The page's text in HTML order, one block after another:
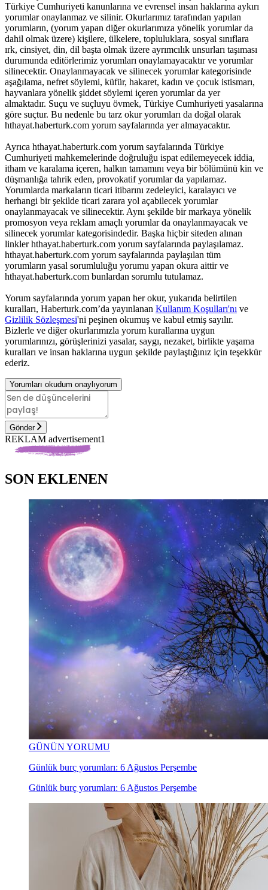
Türkiye Cumhuriyeti kanunlarına ve evrensel insan haklarına aykırı
yorumlar onaylanmaz ve silinir. Okurlarımız tarafından yapılan
yorumların, (yorum yapan diğer okurlarımıza yönelik yorumlar da
dahil olmak üzere) kişilere, ülkelere, topluluklara, sosyal sınıflara
ırk, cinsiyet, din, dil başta olmak üzere ayrımcılık unsurları taşıması
durumunda editörlerimiz yorumları onaylamayacaktır ve yorumlar
silinecektir. Onaylanmayacak ve silinecek yorumlar kategorisinde
aşağılama, nefret söylemi, küfür, hakaret, kadın ve çocuk istismarı,
hayvanlara yönelik şiddet söylemi içeren yorumlar da yer
almaktadır. Suçu ve suçluyu övmek, Türkiye Cumhuriyeti yasalarına
göre suçtur. Bu nedenle bu tarz okur yorumları da doğal olarak
hthayat.haberturk.com yorum sayfalarında yer almayacaktır.
Ayrıca hthayat.haberturk.com yorum sayfalarında Türkiye
Cumhuriyeti mahkemelerinde doğruluğu ispat edilemeyecek iddia,
itham ve karalama içeren, halkın tamamını veya bir bölümünü kin ve
düşmanlığa tahrik eden, provokatif yorumlar da yapılamaz.
Yorumlarda markaların ticari itibarını zedeleyici, karalayıcı ve
herhangi bir şekilde ticari zarara yol açabilecek yorumlar
onaylanmayacak ve silinecektir. Aynı şekilde bir markaya yönelik
promosyon veya reklam amaçlı yorumlar da onaylanmayacak ve
silinecek yorumlar kategorisindedir. Başka hiçbir siteden alınan
linkler hthayat.haberturk.com yorum sayfalarında paylaşılamaz.
hthayat.haberturk.com yorum sayfalarında paylaşılan tüm
yorumların yasal sorumluluğu yorumu yapan okura aittir ve
hthayat.haberturk.com bunlardan sorumlu tutulamaz.
Yorum sayfalarında yorum yapan her okur, yukarıda belirtilen
kuralları, Haberturk.com’da yayınlanan Kullanım Koşulları'nı ve
Gizlilik Sözleşmesi'ni peşinen okumuş ve kabul etmiş sayılır.
Bizlerle ve diğer okurlarımızla yorum kurallarına uygun
yorumlarınızı, görüşlerinizi yasalar, saygı, nezaket, birlikte yaşama
kuralları ve insan haklarına uygun şekilde paylaştığınız için teşekkür
ederiz.
Yorumları okudum onaylıyorum
Gönder
REKLAM advertisement1
SON EKLENEN
GÜNÜN YORUMU
Günlük burç yorumları: 6 Ağustos Perşembe
Günlük burç yorumları: 6 Ağustos Perşembe